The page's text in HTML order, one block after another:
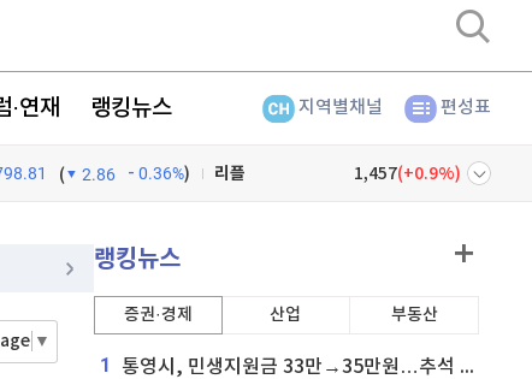
·연재 랭킹뉴스 지역별채널 편성표
( 2.86 0.36%)
)
1,457 0.9%)
비트코인 캐시 305,400( 1.03%)
퀀텀
AI추천
마켓이슈
▼
랭킹뉴스
증권·경제 산업 부동산
1 통영시, 민생지원금 33만→35만원…추석 전 푼다